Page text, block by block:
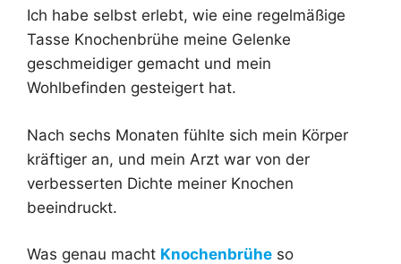
Ich habe selbst erlebt, wie eine regelmäßige
Tasse Knochenbrühe meine Gelenke
geschmeidiger gemacht und mein
Wohlbefinden gesteigert hat.
Nach sechs Monaten fühlte sich mein Körper
kräftiger an, und mein Arzt war von der
verbesserten Dichte meiner Knochen
beeindruckt.
Was genau macht Knochenbrühe so